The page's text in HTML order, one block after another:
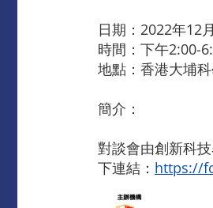
日期：2022年12
時間：下午2:00-
地點：香港大埔
簡介：
對談會由創新科
下連結： https://